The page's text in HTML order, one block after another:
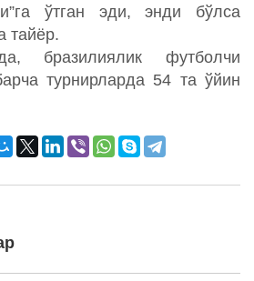
ўтган эди, энди бўлса
тайёр.
бразилиялик футболчи
турнирларда 54 та ўйин